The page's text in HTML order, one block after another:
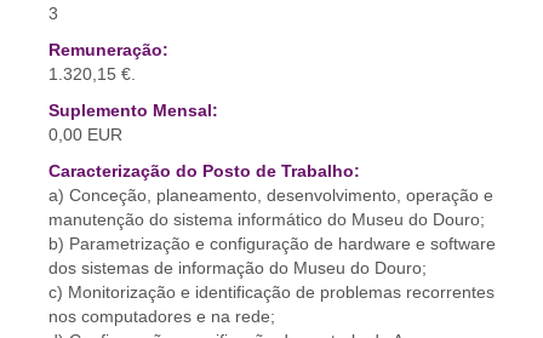
3
Remuneração:
1.320,15 €.
Suplemento Mensal:
0,00 EUR
Caracterização do Posto de Trabalho:
a) Conceção, planeamento, desenvolvimento, operação e
manutenção do sistema informático do Museu do Douro;
b) Parametrização e configuração de hardware e software
dos sistemas de informação do Museu do Douro;
c) Monitorização e identificação de problemas recorrentes
nos computadores e na rede;